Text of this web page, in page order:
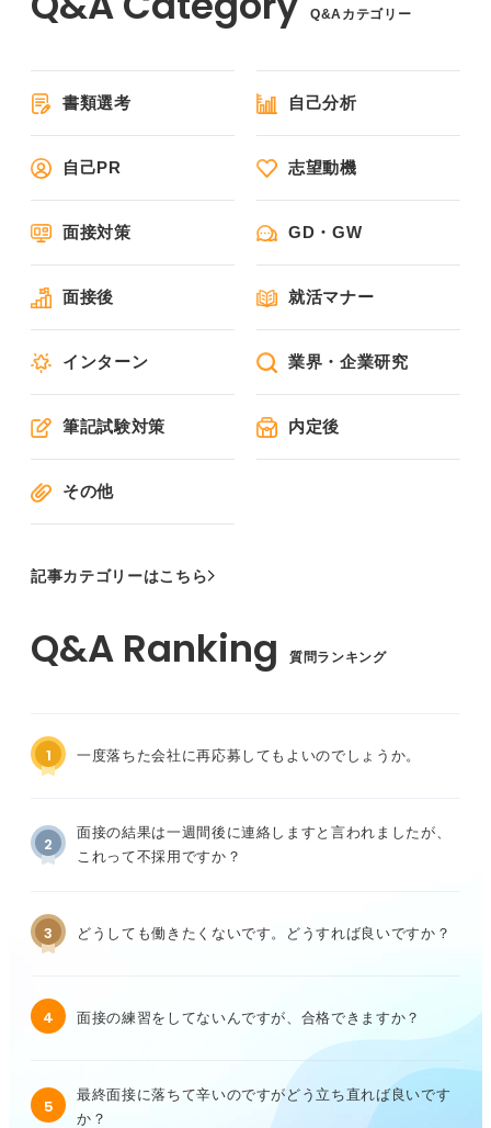
Q&Aカテゴリー
書類選考 自己分析
自己PR 志望動機
面接対策 GD・GW
面接後 就活マナー
インターン 業界・企業研究
筆記試験対策 内定後
その他
記事カテゴリーはこちら
質問ランキング
1 一度落ちた会社に再応募してもよいのでしょうか。
2
面接の結果は一週間後に連絡しますと言われましたが、
これって不採用ですか？
3 どうしても働きたくないです。どうすれば良いですか？
4 面接の練習をしてないんですが、合格できますか？
5
最終面接に落ちて辛いのですがどう立ち直れば良いです
か？